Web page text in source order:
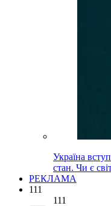
Україна
стан. Чи є
РЕКЛАМА
111
111